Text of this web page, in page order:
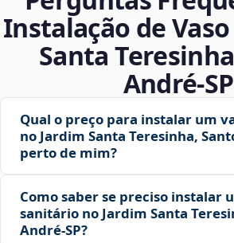
Instalação de
Santa
André‑SP
Qual o preço para instalar um
no Jardim Santa Teresinha,
perto de mim?
Como saber se preciso instalar
sanitário no Jardim Santa
André‑SP?